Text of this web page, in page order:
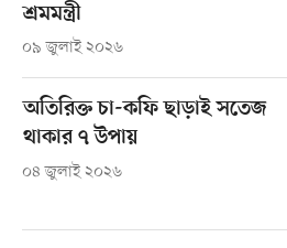
শ্রমমন্ত্রী
০৯ জুলাই ২০২৬
অতিরিক্ত চা-কফি ছাড়াই সতেজ
থাকার ৭ উপায়
০৪ জুলাই ২০২৬